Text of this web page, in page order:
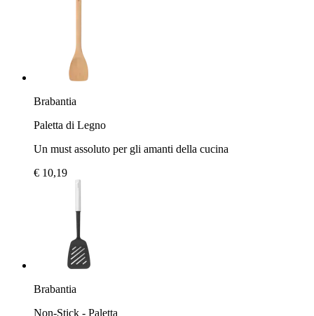
Brabantia
Paletta di Legno
Un must assoluto per gli amanti della cucina
€ 10,19
Brabantia
Non-Stick - Paletta